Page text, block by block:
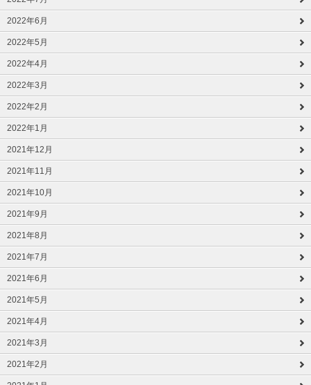
2022年6月
2022年5月
2022年4月
2022年3月
2022年2月
2022年1月
2021年12月
2021年11月
2021年10月
2021年9月
2021年8月
2021年7月
2021年6月
2021年5月
2021年4月
2021年3月
2021年2月